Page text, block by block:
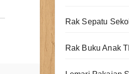
Rak Sepatu
Rak Buku Anak